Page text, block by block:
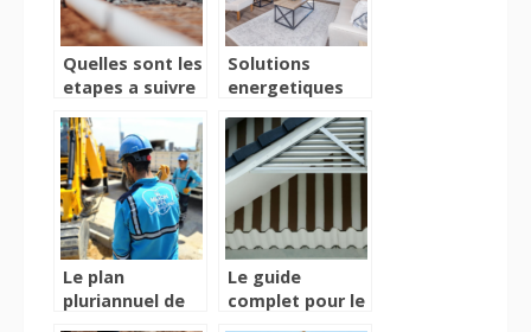
Quelles sont les
etapes a suivre
chape ?
Solutions
energetiques
pour une
renovation
reussie
Le plan
pluriannuel de
Le guide
complet pour le